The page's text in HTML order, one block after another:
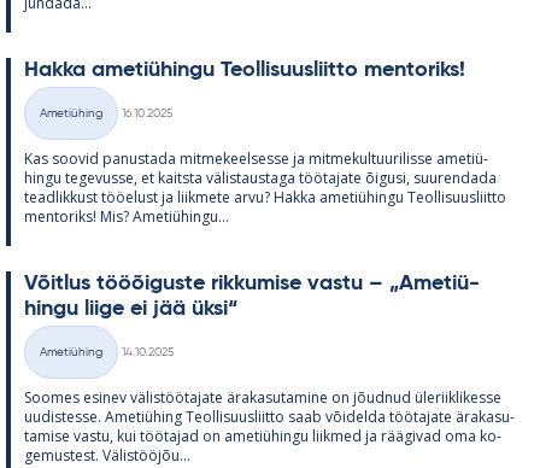
Hakka ame­tiü­hingu Teol­li­suus­liitto men­to­riks!
Kategooriad
Ametiühing
16.10.2025
Kas soo­vid pa­nus­tada mit­me­keel­sesse ja mit­me­kul­tuu­ri­lisse ame­tiü­
hingu te­ge­vusse, et kaitsta vä­lis­taus­taga töö­ta­jate õi­gusi, suu­ren­dada
tead­lik­kust töö­elust ja liik­mete arvu? Hakka ame­tiü­hingu Teol­li­suus­liitto
men­to­riks! Mis? Ame­tiü­hingu...
Võit­lus tööõi­guste rik­ku­mise vastu – „Ame­tiü­
hingu liige ei jää üksi“
Kategooriad
Ametiühing
14.10.2025
Soo­mes esi­nev vä­lis­töö­ta­jate ära­ka­su­ta­mine on jõud­nud üle­riikli­kesse
uu­dis­tesse. Ame­tiü­hing Teol­li­suus­liitto saab või­delda töö­ta­jate ära­ka­su­
ta­mise vastu, kui töö­ta­jad on ame­tiü­hingu liik­med ja rää­gi­vad oma ko­
ge­mus­test. Vä­lis­tööjõu...